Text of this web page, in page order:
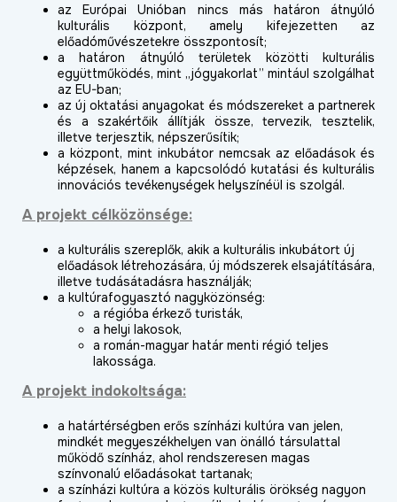
az Európai Unióban nincs más határon átnyúló
kulturális központ, amely kifejezetten az
előadóművészetekre összpontosít;
a határon átnyúló területek közötti kulturális
együttműködés, mint „jógyakorlat” mintául szolgálhat
az EU-ban;
az új oktatási anyagokat és módszereket a partnerek
és a szakértőik állítják össze, tervezik, tesztelik,
illetve terjesztik, népszerűsítik;
a központ, mint inkubátor nemcsak az előadások és
képzések, hanem a kapcsolódó kutatási és kulturális
innovációs tevékenységek helyszínéül is szolgál.
A projekt célközönsége:
a kulturális szereplők, akik a kulturális inkubátort új
előadások létrehozására, új módszerek elsajátítására,
illetve tudásátadásra használják;
a kultúrafogyasztó nagyközönség:
a régióba érkező turisták,
a helyi lakosok,
a román-magyar határ menti régió teljes
lakossága.
A projekt indokoltsága:
a határtérségben erős színházi kultúra van jelen,
mindkét megyeszékhelyen van önálló társulattal
működő színház, ahol rendszeresen magas
színvonalú előadásokat tartanak;
a színházi kultúra a közös kulturális örökség nagyon